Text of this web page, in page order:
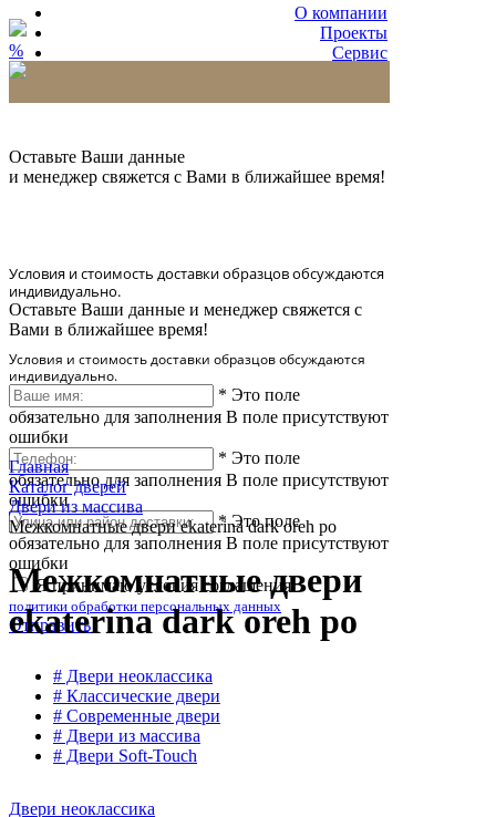
О компании
Проекты
Сервис
%
Оставьте Ваши данные
и менеджер свяжется с Вами в ближайшее время!
Условия и стоимость доставки образцов обсуждаются
индивидуально.
Оставьте Ваши данные и менеджер свяжется с
Вами в ближайшее время!
Условия и стоимость доставки образцов обсуждаются
индивидуально.
* Это поле
обязательно для заполнения В поле присутствуют
ошибки
* Это поле
обязательно для заполнения В поле присутствуют
ошибки
* Это поле
обязательно для заполнения В поле присутствуют
ошибки
Я принимаю условия соглашения
политики обработки персональных данных
Отправить
Главная
Каталог дверей
Двери из массива
Межкомнатные двери ekaterina dark oreh po
Межкомнатные двери
ekaterina dark oreh po
# Двери неоклассика
# Классические двери
# Современные двери
# Двери из массива
# Двери Soft-Touch
Двери неоклассика